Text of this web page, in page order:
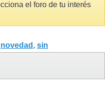
el foro de tu interés
novedad , sin